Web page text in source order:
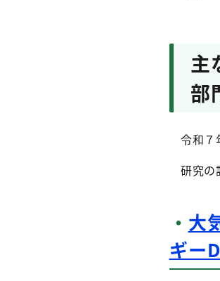
主
部
令和７
研究の
・ 大
ギー